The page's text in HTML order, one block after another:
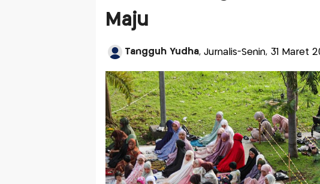
Maju
Tangguh Yudha, Jurnalis-Senin, 31 Maret